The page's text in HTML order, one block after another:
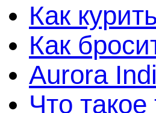
Как
Как
Aurora
Что